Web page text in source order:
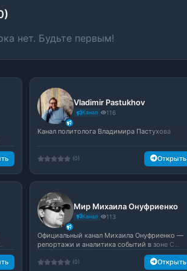
нет. Будьте первым!
Vladimir Pastukhov
Канал 116
Канал политолога Владимира Пастухова
(0) Открыть
Мир Михаила Онуфриенко
Канал 113
Официальный канал Михаила Онуфриенко —
репортажи и аналитика событий в зоне С...
(0) Открыть